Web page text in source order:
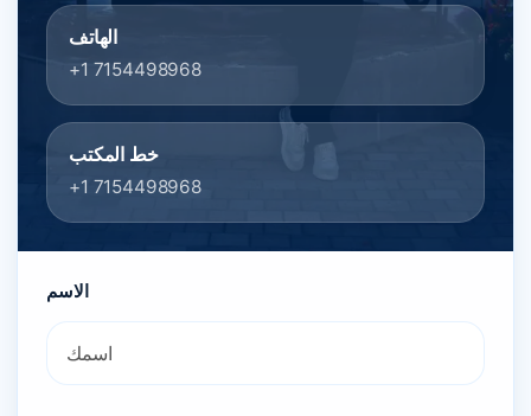
الهاتف
+1 7154498968
خط المكتب
+1 7154498968
الاسم